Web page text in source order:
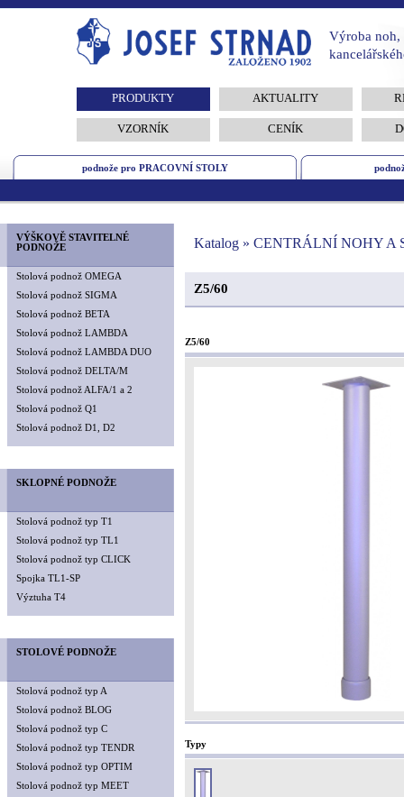
Výroba noh,
PRODUKTY AKTUALITY
VZORNÍK CENÍK
podnože pro PRACOVNÍ STOLY
VÝŠKOVĚ STAVITELNÉ
PODNOŽE
Stolová podnož OMEGA
Stolová podnož SIGMA
Stolová podnož BETA
Stolová podnož LAMBDA
Stolová podnož LAMBDA DUO
Stolová podnož DELTA/M
Stolová podnož ALFA/1 a 2
Stolová podnož Q1
Stolová podnož D1, D2
SKLOPNÉ PODNOŽE
Stolová podnož typ T1
Stolová podnož typ TL1
Stolová podnož typ CLICK
Spojka TL1-SP
Výztuha T4
STOLOVÉ PODNOŽE
Stolová podnož typ A
Stolová podnož BLOG
Stolová podnož typ C
Stolová podnož typ TENDR
Stolová podnož typ OPTIM
Stolová podnož typ MEET
Katalog » CENTRÁLNÍ NOHY A
Z5/60
Z5/60
Typy